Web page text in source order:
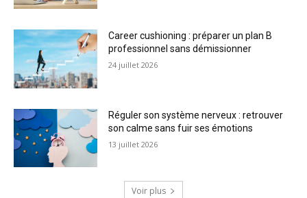
Career cushioning : préparer un plan B
professionnel sans démissionner
24 juillet 2026
Réguler son système nerveux : retrouver
son calme sans fuir ses émotions
13 juillet 2026
Voir plus